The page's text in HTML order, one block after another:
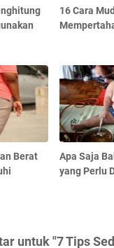
16 Cara
Berat
Apa Saja
yang Perlu
untuk "7 Tips